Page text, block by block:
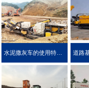
水泥撒灰车的使用特点及优势介绍